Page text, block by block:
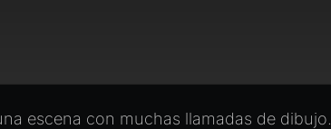
escena con muchas llamadas de dibujo.